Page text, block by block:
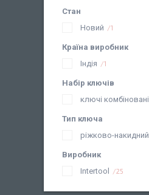
Стан
Новий
1
Країна виробник
Індія
1
Набір ключів
ключі комбіновані
Тип ключа
ріжково-накидний
Виробник
Intertool
25